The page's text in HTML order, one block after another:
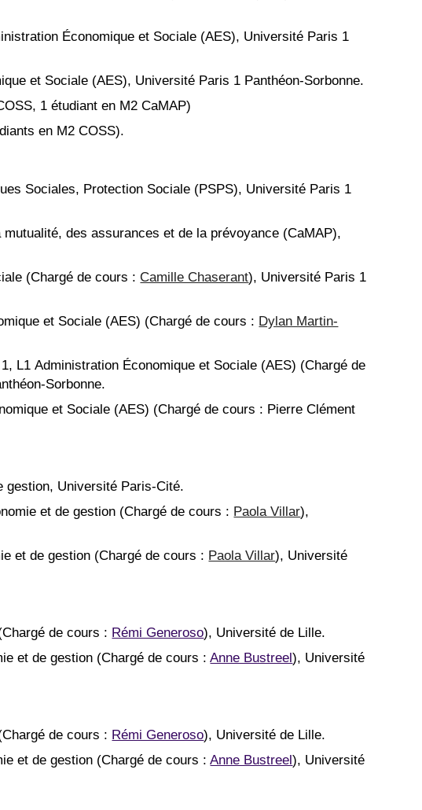
Économique et Sociale (AES), Université Paris 1
et Sociale (AES), Université Paris 1 Panthéon-Sorbonne.
1 étudiant en M2 CaMAP)
en M2 COSS).
Sociales, Protection Sociale (PSPS), Université Paris 1
mutualité, des assurances et de la prévoyance (CaMAP),
(Chargé de cours :Camille Chaserant), Université Paris 1
et Sociale (AES) (Chargé de cours : Dylan Martin-
, L1 Administration Économique et Sociale (AES) (Chargé de
Sorbonne.
et Sociale (AES) (Chargé de cours : Pierre Clément
gestion, Université Paris-Cité.
et de gestion (Chargé de cours : Paola Villar),
et de gestion (Chargé de cours : Paola Villar), Université
de cours : Rémi Generoso), Université de Lille.
et de gestion (Chargé de cours :Anne Bustreel), Université
de cours : Rémi Generoso), Université de Lille.
et de gestion (Chargé de cours :Anne Bustreel), Université